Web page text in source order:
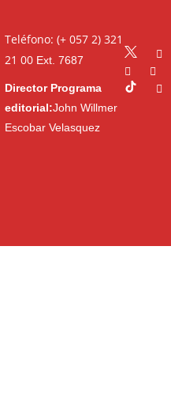
Teléfono: (+ 057 2) 321
21 00Ext. 7687
Director Programa
editorial:John Willmer
Escobar Velasquez